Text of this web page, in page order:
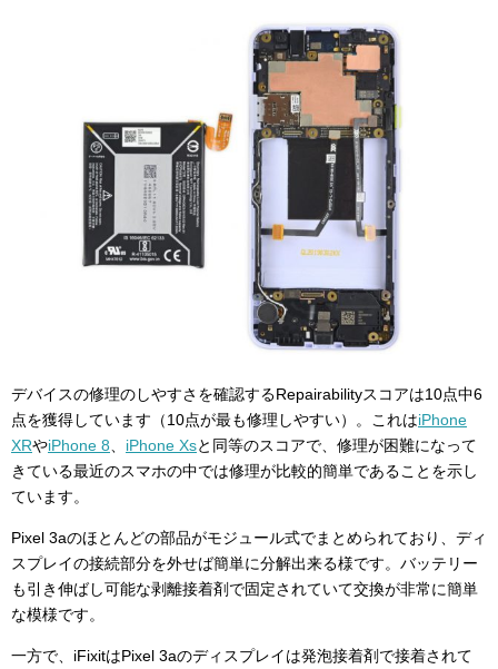
デバイスの修理のしやすさを確認するRepairabilityスコアは10点中6
点を獲得しています（10点が最も修理しやすい）。これはiPhone
XRやiPhone 8 iPhone Xsと同等のスコアで、修理が困難になって
きている最近のスマホの中では修理が比較的簡単であることを示し
ています。
Pixel 3aのほとんどの部品がモジュール式でまとめられており、ディ
スプレイの接続部分を外せば簡単に分解出来る様です。バッテリー
も引き伸ばし可能な剥離接着剤で固定されていて交換が非常に簡単
な模様です。
一方で、iFixitはPixel 3aのディスプレイは発泡接着剤で接着されて